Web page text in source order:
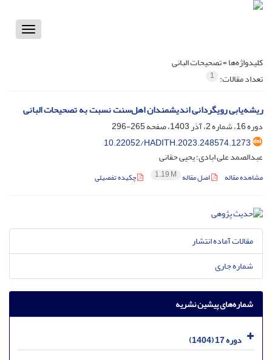
Toggle
کلیدواژه‌ها =تصحیحات البانی
تعداد مقالات: 1
ریشه‌یابی رویگردانی اندیشمندان اهل‌سنت نسبت به تصحیحات البانی
دوره 16، شماره 2، آذر 1403، صفحه
265-296
10.22052/HADITH.2023.248574.1273
عبدالصمد علی ابادی؛ یحیی حقانی
مشاهده مقاله اصل مقاله 1.19 M چکیده تفصیلی
مقالات آماده انتشار
شماره جاری
شماره‌های پیشین نشریه
دوره 17 (1404)